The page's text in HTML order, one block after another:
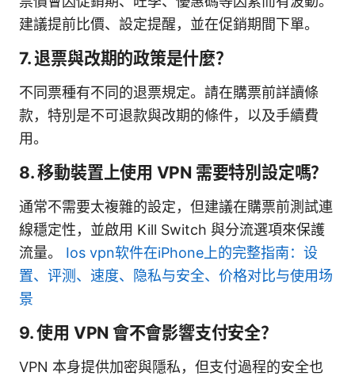
建議提前比價、設定提醒，並在促銷期間下單。
7. 退票與改期的政策是什麼？
不同票種有不同的退票規定。請在購票前詳讀條
款，特別是不可退款與改期的條件，以及手續費
用。
8. 移動裝置上使用 VPN 需要特別設定嗎？
通常不需要太複雜的設定，但建議在購票前測試連
線穩定性，並啟用 Kill Switch 與分流選項來保護
流量。 Ios vpn软件在iPhone上的完整指南：设
置、评测、速度、隐私与安全、价格对比与使用场
景
9. 使用 VPN 會不會影響支付安全？
VPN 本身提供加密與隱私，但支付過程的安全也